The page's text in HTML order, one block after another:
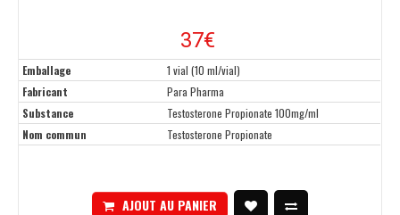
37€
Emballage
1 vial (10 ml/vial)
Fabricant
Para Pharma
Substance
Testosterone Propionate 100mg/ml
Nom commun
Testosterone Propionate
AJOUT AU PANIER